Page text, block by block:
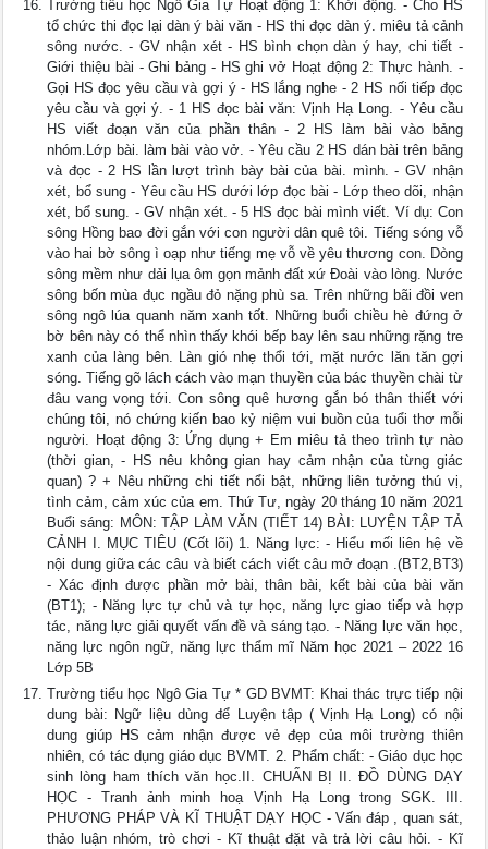
Trường tiểu học Ngô Gia Tự Hoạt động 1: Khởi động. - Cho HS
tổ chức thi đọc lại dàn ý bài văn - HS thi đọc dàn ý. miêu tả cảnh
sông nước. - GV nhận xét - HS bình chọn dàn ý hay, chi tiết -
Giới thiệu bài - Ghi bảng - HS ghi vở Hoạt động 2: Thực hành. -
Gọi HS đọc yêu cầu và gợi ý - HS lắng nghe - 2 HS nối tiếp đọc
yêu cầu và gợi ý. - 1 HS đọc bài văn: Vịnh Hạ Long. - Yêu cầu
HS viết đoạn văn của phần thân - 2 HS làm bài vào bảng
nhóm.Lớp bài. làm bài vào vở. - Yêu cầu 2 HS dán bài trên bảng
và đọc - 2 HS lần lượt trình bày bài của bài. mình. - GV nhận
xét, bổ sung - Yêu cầu HS dưới lớp đọc bài - Lớp theo dõi, nhận
xét, bổ sung. - GV nhận xét. - 5 HS đọc bài mình viết. Ví dụ: Con
sông Hồng bao đời gắn với con người dân quê tôi. Tiếng sóng vỗ
vào hai bờ sông ì oạp như tiếng mẹ vỗ về yêu thương con. Dòng
sông mềm như dải lụa ôm gọn mảnh đất xứ Đoài vào lòng. Nước
sông bốn mùa đục ngầu đỏ nặng phù sa. Trên những bãi đồi ven
sông ngô lúa quanh năm xanh tốt. Những buổi chiều hè đứng ở
bờ bên này có thể nhìn thấy khói bếp bay lên sau những rặng tre
xanh của làng bên. Làn gió nhẹ thổi tới, mặt nước lăn tăn gợi
sóng. Tiếng gõ lách cách vào mạn thuyền của bác thuyền chài từ
đâu vang vọng tới. Con sông quê hương gắn bó thân thiết với
chúng tôi, nó chứng kiến bao kỷ niệm vui buồn của tuổi thơ mỗi
người. Hoạt động 3: Ứng dụng + Em miêu tả theo trình tự nào
(thời gian, - HS nêu không gian hay cảm nhận của từng giác
quan) ? + Nêu những chi tiết nổi bật, những liên tưởng thú vị,
tình cảm, cảm xúc của em. Thứ Tư, ngày 20 tháng 10 năm 2021
Buổi sáng: MÔN: TẬP LÀM VĂN (TIẾT 14) BÀI: LUYỆN TẬP TẢ
CẢNH I. MỤC TIÊU (Cốt lõi) 1. Năng lực: - Hiểu mối liên hệ về
nội dung giữa các câu và biết cách viết câu mở đoạn .(BT2,BT3)
- Xác định được phần mở bài, thân bài, kết bài của bài văn
(BT1); - Năng lực tự chủ và tự học, năng lực giao tiếp và hợp
tác, năng lực giải quyết vấn đề và sáng tạo. - Năng lực văn học,
năng lực ngôn ngữ, năng lực thẩm mĩ Năm học 2021 – 2022 16
Lớp 5B
Trường tiểu học Ngô Gia Tự * GD BVMT: Khai thác trực tiếp nội
dung bài: Ngữ liệu dùng để Luyện tập ( Vịnh Hạ Long) có nội
dung giúp HS cảm nhận được vẻ đẹp của môi trường thiên
nhiên, có tác dụng giáo dục BVMT. 2. Phẩm chất: - Giáo dục học
sinh lòng ham thích văn học.II. CHUẨN BỊ II. ĐỒ DÙNG DẠY
HỌC - Tranh ảnh minh hoạ Vịnh Hạ Long trong SGK. III.
PHƯƠNG PHÁP VÀ KĨ THUẬT DẠY HỌC - Vấn đáp , quan sát,
thảo luận nhóm, trò chơi - Kĩ thuật đặt và trả lời câu hỏi. - Kĩ